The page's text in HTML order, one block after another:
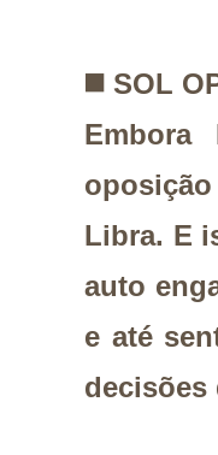
◼️ SOL
Libra. E
auto
e até
decisões